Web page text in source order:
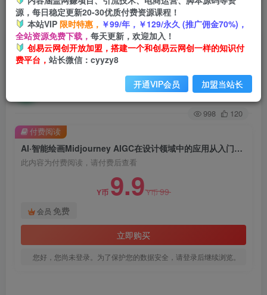
首页 创业课程 会员免费 正文
AI·智能绘画Midjourney AIGC在设计领域中的应
用从入门到精通（11节课）
关注
998 120
AI·智能绘画Midjourney AIGC在设计领域中的应用从入门到精通（11节课）
此内容为付费阅读，请付费后查看
Y币 9.9Y币99
会员 免费
立即购买
您好，您尚未登录。为了保护您的数据安全，请登录后继续浏览。
付费阅读
源，每日稳定更新20-30优质付费资源课程！
本站VIP 限时特惠， ￥99/年，￥129/永久 (推广佣金70%)，
全站资源免费下载， 每天更新，欢迎加入！
创易云网创开放加盟，搭建一个和创易云网创一样的知识付
费平台， 站长微信：cyyzy8
开通VIP会员 加盟当站长